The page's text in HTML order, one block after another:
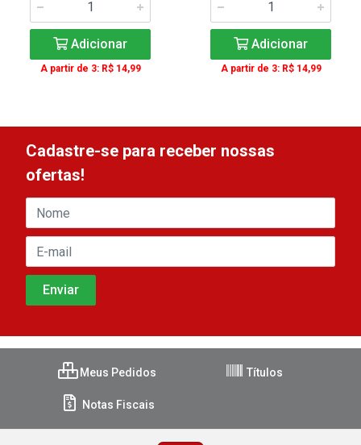
Adicionar
A partir de 3: R$ 14,99
Adicionar
A partir de 3: R$ 14,99
Cadastre-se para receber nossas
ofertas!
Meus Pedidos Títulos
Notas Fiscais